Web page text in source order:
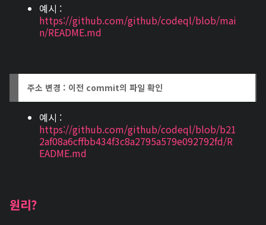
예시 :
https://github.com/github/codeql/blob/mai
n/README.md
주소 변경 : 이전 commit의 파일 확인
예시 :
https://github.com/github/codeql/blob/b21
2af08a6cffbb434f3c8a2795a579e092792fd/R
EADME.md
원리?